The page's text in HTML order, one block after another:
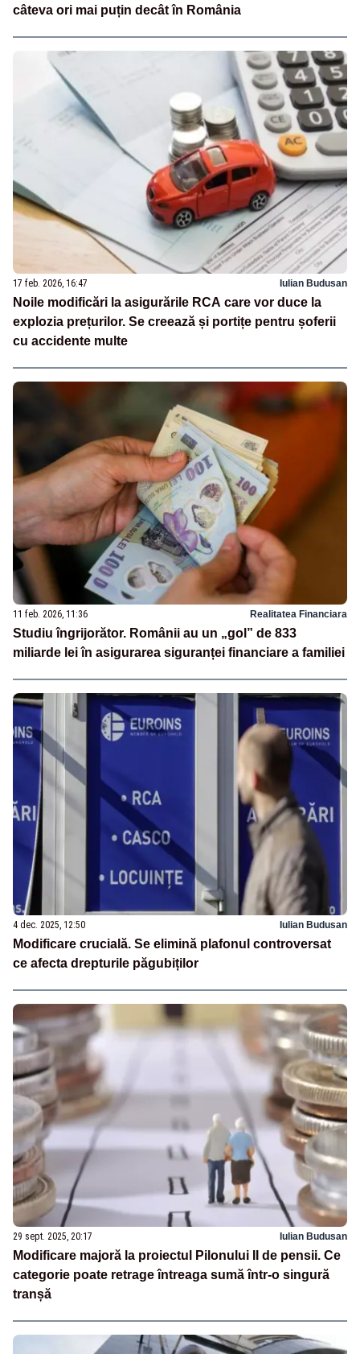
câteva ori mai puțin decât în România
17 feb. 2026, 16:47 Iulian Budusan
Noile modificări la asigurările RCA care vor duce la
explozia prețurilor. Se creează și portițe pentru șoferii
cu accidente multe
11 feb. 2026, 11:36 Realitatea Financiara
Studiu îngrijorător. Românii au un „gol” de 833
miliarde lei în asigurarea siguranței financiare a familiei
4 dec. 2025, 12:50 Iulian Budusan
Modificare crucială. Se elimină plafonul controversat
ce afecta drepturile păgubiților
29 sept. 2025, 20:17 Iulian Budusan
Modificare majoră la proiectul Pilonului II de pensii. Ce
categorie poate retrage întreaga sumă într-o singură
tranșă